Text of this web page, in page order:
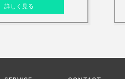
詳しく見る